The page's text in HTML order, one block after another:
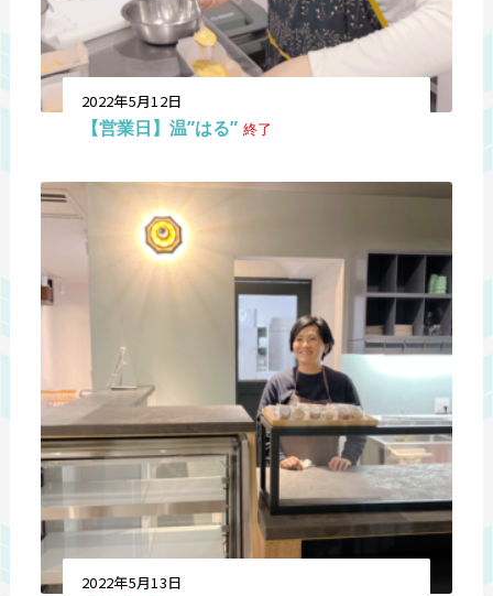
2022年5月12日
【営業日】温”はる” 終了
2022年5月13日